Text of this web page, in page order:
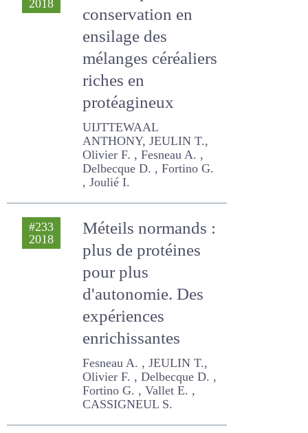
#234
Récolte précoce et
conservation en
ensilage des
mélanges
céréaliers riches en
protéagineux
UIJTTEWAAL ANTHONY,
JEULIN T., Olivier F. , Fesneau
A. , Delbecque D. , Fortino
G. , Joulié I.
#233
2018
Méteils normands :
plus de protéines
pour plus
d'autonomie. Des
expériences
enrichissantes
Fesneau A. , JEULIN T.,
Olivier F. , Delbecque D. ,
Fortino G. , Vallet E. ,
CASSIGNEUL S.